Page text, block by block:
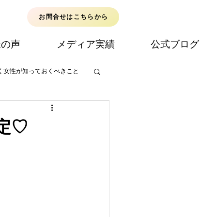
お問合せはこちらから
声 メディア実績 公式ブログ
女性が知っておくべきこと
♡